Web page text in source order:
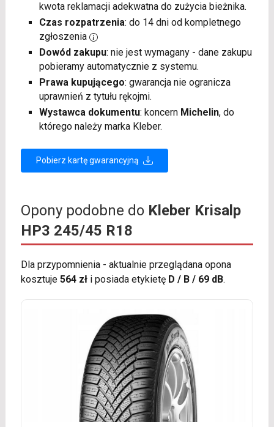
kwota reklamacji adekwatna do zużycia bieżnika.
Czas rozpatrzenia: do 14 dni od kompletnego
zgłoszenia
Dowód zakupu: nie jest wymagany - dane zakupu
pobieramy automatycznie z systemu.
Prawa kupującego: gwarancja nie ogranicza
uprawnień z tytułu rękojmi.
Wystawca dokumentu: koncern Michelin, do
którego należy marka Kleber.
Pobierz kartę gwarancyjną
Opony podobne do Kleber Krisalp
HP3 245/45 R18
Dla przypomnienia - aktualnie przeglądana opona
kosztuje 564 złi posiada etykietę D / B / 69 dB.